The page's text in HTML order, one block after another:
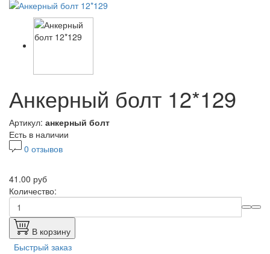
Анкерный болт 12*129
Артикул: анкерный болт
Есть в наличии
0 отзывов
41.00 руб
Количество:
В корзину
Быстрый заказ